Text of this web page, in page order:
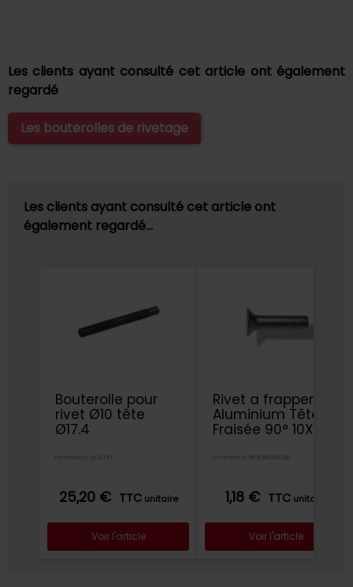
Les clients ayant consulté cet article ont également
regardé
Les bouterolles de rivetage
Les clients ayant consulté cet article ont
également regardé…
Bouterolle pour
rivet Ø10 tête
Ø17.4
Référence: BOUT10
25,20 € TTC unitaire
Voir l'article
Rivet a frapper
Aluminium Tête
Fraisée 90° 10X30
Référence: RP3F90100X300
1,18 € TTC unitaire
Voir l'article